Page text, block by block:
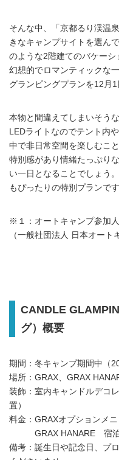
そんな中、「京都るり渓温
きなキャンプサイトを選ん
のような2階建てのバケーシ
幻想的でロマンティックな
グランピングプランを12月
本物と間違えてしまいそう
LEDライトなのでテント内
中で非日常空間を楽しむこ
特別感があり情緒たっぷり
い一日となることでしょう
もぴったりの特別プランです
※１：オートキャンプ参加
（一般社団法人 日本オート
CANDLE
グ）概要
期間：冬キャンプ期間中（
場所：GRAX、GRAX
装飾：室内キャンドルデコ
置）
料金：GRAXオプションメ
GRAX HANARE 宿泊料
備考：誕生日や記念日、プ